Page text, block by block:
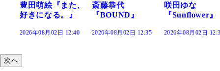
斎藤恭代
『BOUND』
2026年08月02日 12:35
咲田ゆな
『Sunflower』
2026年08月02日 12:30
藤水咲桜『花
だまり』
2026年08月02日
次へ